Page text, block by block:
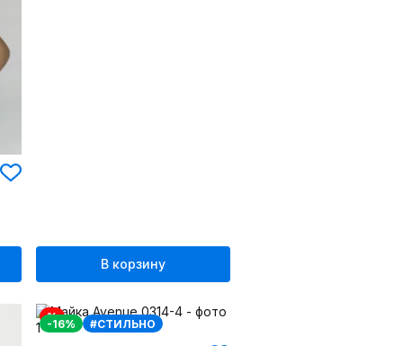
В корзину
%
-16% #СТИЛЬНО